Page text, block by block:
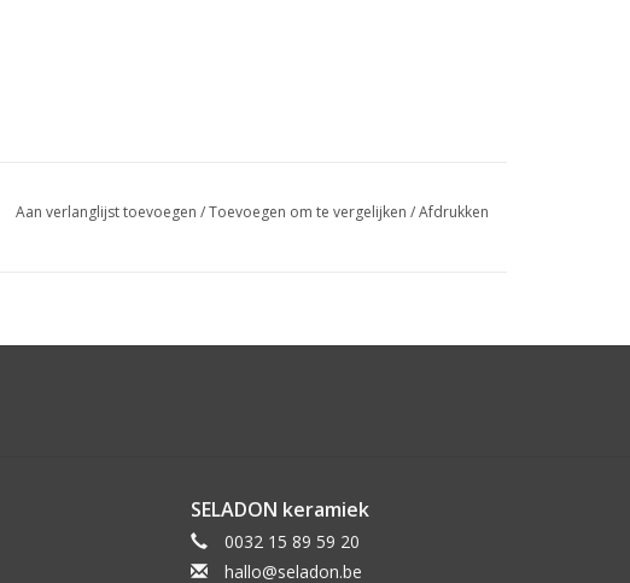
Aan verlanglijst toevoegen /Toevoegen om te vergelijken /Afdrukken
SELADON keramiek
0032 15 89 59 20
hallo@seladon.be